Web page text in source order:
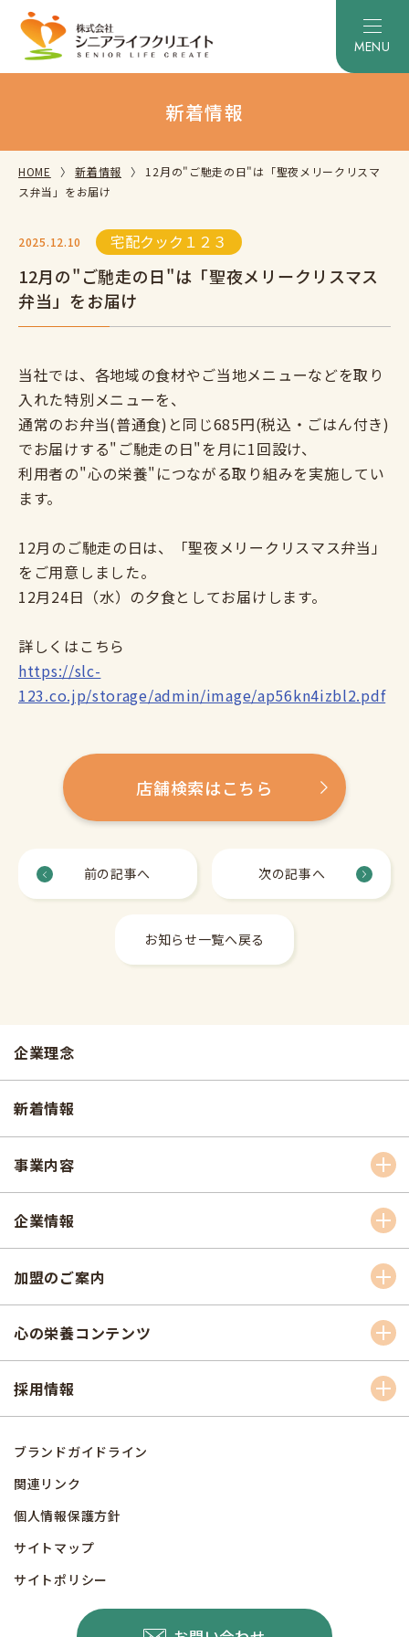
新着情報
HOME 新着情報
12月の"ご馳走の日"は「聖夜メリークリスマ
ス弁当」をお届け
2025.12.10 宅配クック１２３
12月の"ご馳走の日"は「聖夜メリークリスマス
弁当」をお届け
当社では、各地域の食材やご当地メニューなどを取り
入れた特別メニューを、
通常のお弁当(普通食)と同じ685円(税込・ごはん付き)
でお届けする"ご馳走の日"を月に1回設け、
利用者の"心の栄養"につながる取り組みを実施してい
ます。
12月のご馳走の日は、「聖夜メリークリスマス弁当」
をご用意しました。
12月24日（水）の夕食としてお届けします。
詳しくはこちら
https://slc-
123.co.jp/storage/admin/image/ap56kn4izbl2.pdf
店舗検索はこちら
前の記事へ 次の記事へ
お知らせ一覧へ戻る
企業理念
新着情報
事業内容
企業情報
加盟のご案内
心の栄養コンテンツ
採用情報
ブランドガイドライン
関連リンク
個人情報保護方針
サイトマップ
サイトポリシー